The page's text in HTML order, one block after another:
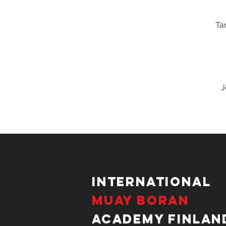
International
Muay Boran
Academy